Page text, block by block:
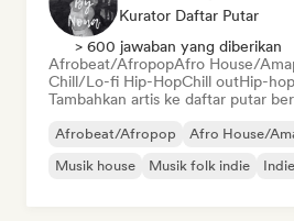
Kurator Daftar Putar
> 600 jawaban yang diberikan
Afrobeat/AfropopAfro House/
Chill/Lo-fi Hip-HopChill outHip-hop
Tambahkan artis ke daftar putar
Afrobeat/Afropop Afro House/
Musik house
Musik folk indie